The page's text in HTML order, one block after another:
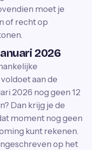
moet je
of recht op
2026
aan de
2026 nog geen 12
Dan krijg je de
moment nog geen
kunt rekenen.
op het